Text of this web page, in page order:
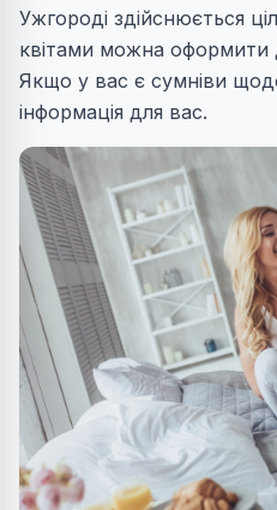
Ужгородi здійснюється
квітами можна оформити
Якщо у вас є сумніви
інформація для вас.